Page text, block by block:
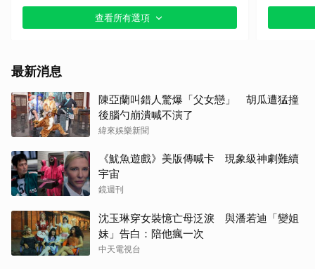
查看所有選項
迪麗
金武
最新消息
陳亞蘭叫錯人驚爆「父女戀」 胡瓜遭猛撞
後腦勺崩潰喊不演了
緯來娛樂新聞
《魷魚遊戲》美版傳喊卡 現象級神劇難續
宇宙
鏡週刊
沈玉琳穿女裝憶亡母泛淚 與潘若迪「變姐
妹」告白：陪他瘋一次
中天電視台